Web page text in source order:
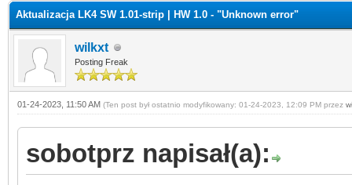
Aktualizacja LK4 SW 1.01-strip | HW 1.0 - "Unknown error"
wilkxt
Posting Freak
01-24-2023, 11:50 AM (Ten post był ostatnio modyfikowany: 01-24-2023, 12:09 PM przez
sobotprz napisał(a):